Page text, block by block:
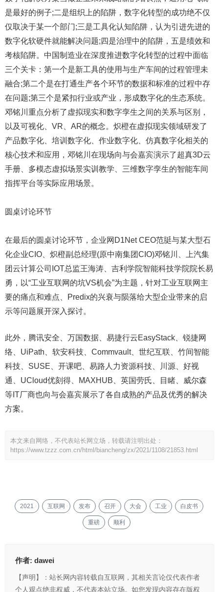
是最好的例子;二是组织上的陷阱，数字化转型的成功绝不仅
仅取决于某一个部门;三是工具化认知陷阱，认为引进先进的
数字化软硬件就能解决问题;四是治理中的陷阱，五是绩效和
考核陷阱。中国制造业在深度推进数字化转型的过程中面临
三个关卡：第一个是新工具的使用与生产车间的过程管理未
融合;第二个是在打通生产各个环节的数据和标准的过程中存
在问题;第三个是紧扣行业或产业，形成数字化的生态系统。
邓铭川重点分析了虚拟现实和数字孪生之间的关系与区别，
以及可视化、VR、AR的概念。炽橙在虚拟现实领域研发了
产品数字化、培训数字化、作业数字化、仿真数字化相关的
核心技术和应用，邓铭川在现场向与会嘉宾演示了超真3D云
手册、多模态虚拟场景实训教学、三维数字孪生的智能车间
指挥平台等实际应用场景。
圆桌讨论环节
在最后的圆桌讨论环节，企业网D1Net CEO范脡与某大型石
化企业CIO、炽橙副总经理(原中南集团CIO)邓铭川、上汽集
团云计算公司IOT总监王海涛、吉利学院智能科技学院院长易
勇，以“工业互联网的坑VS机会”为主题，针对工业互联网主
要的痛点和难点、Predix的兴衰与陨落给大型企业带来的启
示等问题展开深入探讨。
此外，腾讯安全、万国数据、易捷行云EasyStack、锐捷网
络、UiPath、软安科技、Commvault、世纪互联、竹间智能
科技、SUSE、开课吧、易路人力资源科技、川源、好视
通、UCloud优刻得、MAXHUB、英国劳氏、目睹、威尔森
等IT厂商也向与会嘉宾展示了各自成熟的产品及优秀的解决
方案。
本文来自网络，不代表站长网立场，转载请注明出处：
https://www.tzzz.com.cn/html/biancheng/zx/2021/1108/21853.html
2021 互联网 发布 召开 大会 工业 白皮书
重磅 顺利
作者: dawei
【声明】：站长网内容转载自互联网，其相关言论仅代表作者
个人观点绝非权威，不代表本站立场。如您发现内容存在版权